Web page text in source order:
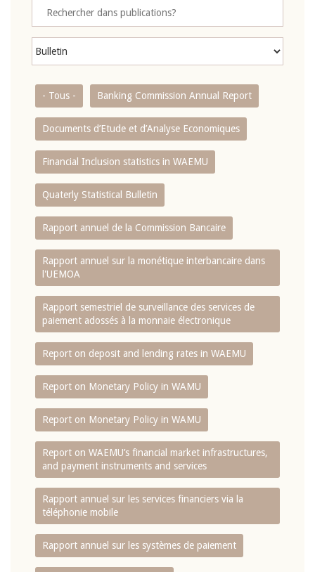
- Tous - Banking Commission Annual Report
Documents d’Etude et d’Analyse Economiques
Financial Inclusion statistics in WAEMU
Quaterly Statistical Bulletin
Rapport annuel de la Commission Bancaire
Rapport annuel sur la monétique interbancaire dans
l'UEMOA
Rapport semestriel de surveillance des services de
paiement adossés à la monnaie électronique
Report on deposit and lending rates in WAEMU
Report on Monetary Policy in WAMU
Report on Monetary Policy in WAMU
Report on WAEMU’s financial market infrastructures,
and payment instruments and services
Rapport annuel sur les services financiers via la
téléphonie mobile
Rapport annuel sur les systèmes de paiement